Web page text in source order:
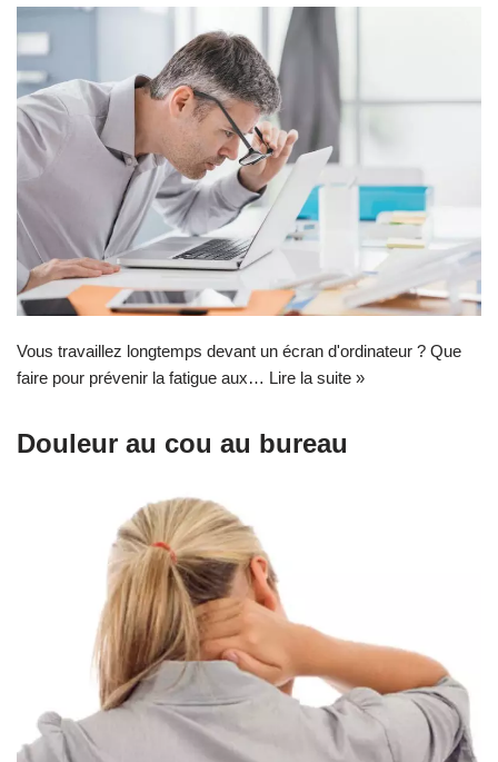
Vous travaillez longtemps devant un écran d'ordinateur ? Que
faire pour prévenir la fatigue aux… Lire la suite »
Douleur au cou au bureau